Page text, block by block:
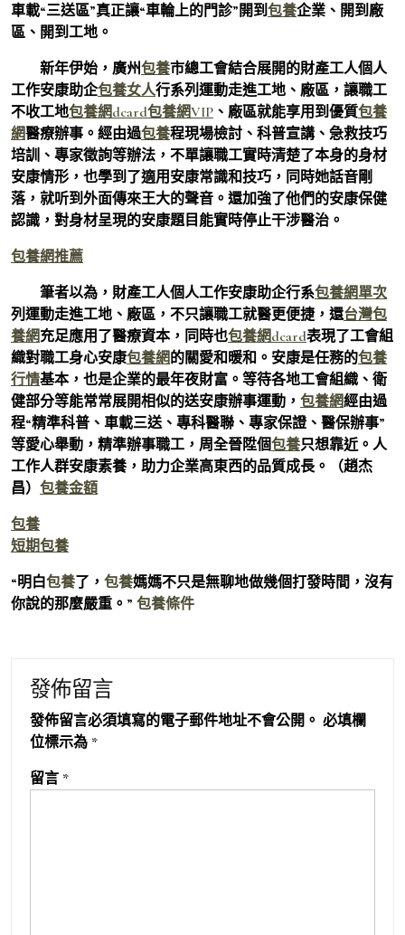
車載“三送區”真正讓“車輪上的門診”開到包養企業、開到廠
區、開到工地。
新年伊始，廣州包養市總工會結合展開的財產工人個人
工作安康助企包養女人行系列運動走進工地、廠區，讓職工
不收工地包養網dcard包養網VIP 、廠區就能享用到優質包養
網醫療辦事。經由過包養程現場檢討、科普宣講、急救技巧
培訓、專家徵詢等辦法，不單讓職工實時清楚了本身的身材
安康情形，也學到了適用安康常識和技巧，同時她話音剛
落，就听到外面傳來王大的聲音。還加強了他們的安康保健
認識，對身材呈現的安康題目能實時停止干涉醫治。
包養網推薦
筆者以為，財產工人個人工作安康助企行系包養網單次
列運動走進工地、廠區，不只讓職工就醫更便捷，還台灣包
養網充足應用了醫療資本，同時也包養網dcard表現了工會組
織對職工身心安康包養網的關愛和暖和。安康是任務的包養
行情基本，也是企業的最年夜財富。等待各地工會組織、衛
健部分等能常常展開相似的送安康辦事運動， 包養網經由過
程“精準科普、車載三送、專科醫聯、專家保證、醫保辦事”
等愛心舉動，精準辦事職工，周全晉陞個包養只想靠近。人
工作人群安康素養，助力企業高東西的品質成長。（趙杰
昌） 包養金額
包養
短期包養
“明白包養了， 包養媽媽不只是無聊地做幾個打發時間，沒有
你說的那麼嚴重。” 包養條件
發佈留言
發佈留言必須填寫的電子郵件地址不會公開。 必填欄
位標示為 *
留言 *